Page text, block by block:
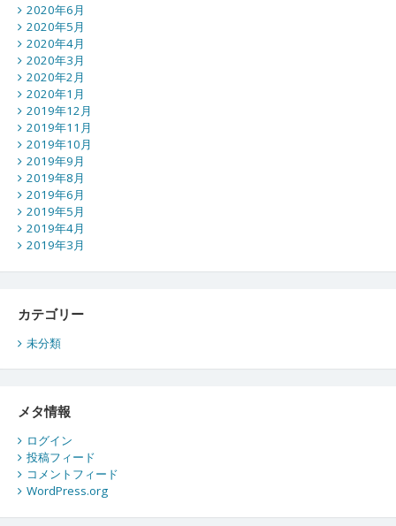
2020年6月
2020年5月
2020年4月
2020年3月
2020年2月
2020年1月
2019年12月
2019年11月
2019年10月
2019年9月
2019年8月
2019年6月
2019年5月
2019年4月
2019年3月
カテゴリー
未分類
メタ情報
ログイン
投稿フィード
コメントフィード
WordPress.org